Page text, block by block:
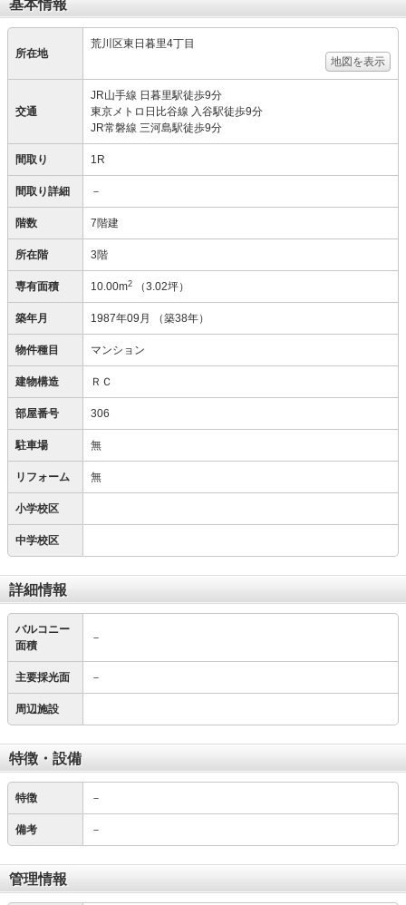
基本情報
所在地
荒川区東日暮里4丁目
地図を表示
交通
JR山手線 日暮里駅徒歩9分
東京メトロ日比谷線 入谷駅徒歩9分
JR常磐線 三河島駅徒歩9分
間取り 1R
間取り詳細 －
階数 7階建
所在階 3階
専有面積 10.00m2 （3.02坪）
築年月 1987年09月 （築38年）
物件種目 マンション
建物構造 ＲＣ
部屋番号 306
駐車場 無
リフォーム 無
小学校区
中学校区
詳細情報
バルコニー
面積
－
主要採光面 －
周辺施設
特徴・設備
特徴 －
備考 －
管理情報